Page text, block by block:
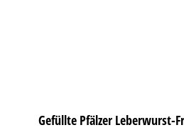
Gefüllte Pfälzer Leberwurst-